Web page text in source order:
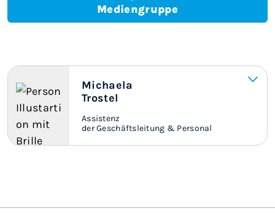
Mediengruppe
Michaela
Trostel
Assistenz
der Geschäftsleitung & Personal